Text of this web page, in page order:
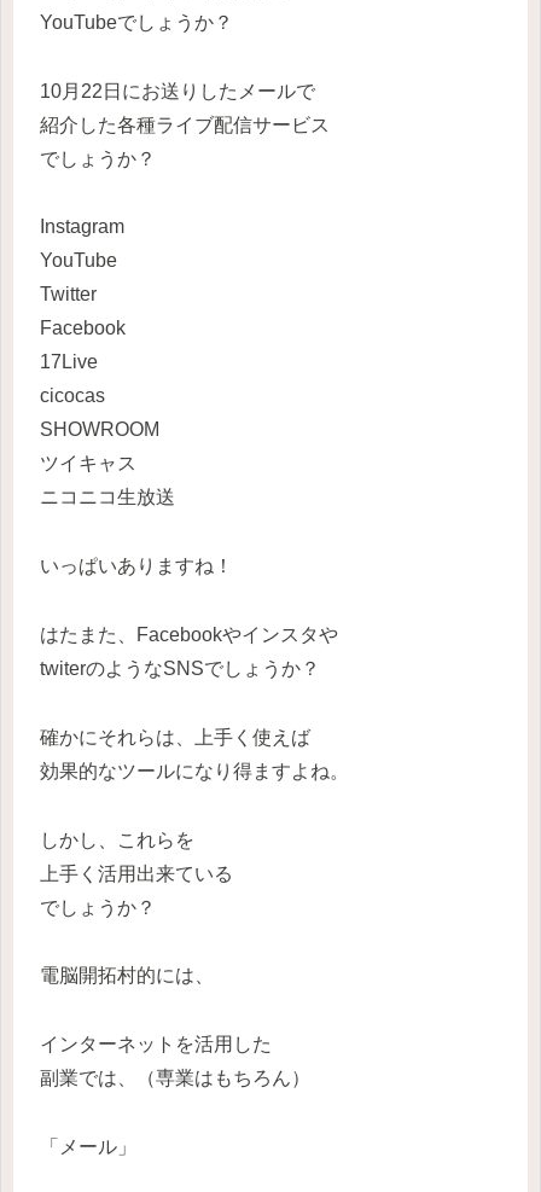
YouTubeでしょうか？
10月22日にお送りしたメールで
紹介した各種ライブ配信サービス
でしょうか？
Instagram
YouTube
Twitter
Facebook
17Live
cicocas
SHOWROOM
ツイキャス
ニコニコ生放送
いっぱいありますね！
はたまた、Facebookやインスタや
twiterのようなSNSでしょうか？
確かにそれらは、上手く使えば
効果的なツールになり得ますよね。
しかし、これらを
上手く活用出来ている
でしょうか？
電脳開拓村的には、
インターネットを活用した
副業では、（専業はもちろん）
「メール」